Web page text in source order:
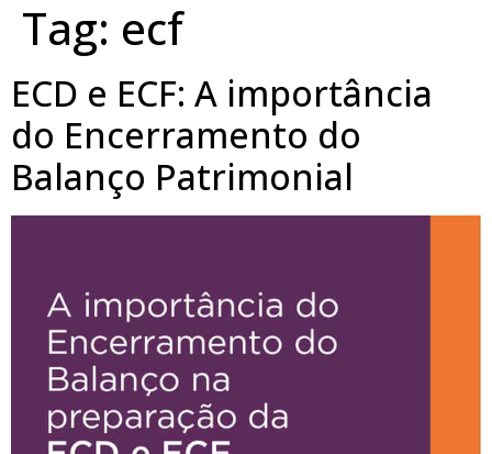
Tag: ecf
ECD e ECF: A importância
do Encerramento do
Balanço Patrimonial